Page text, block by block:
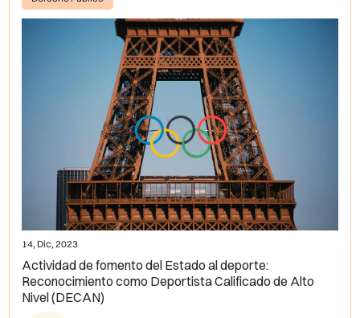
14, Dic, 2023
Actividad de fomento del Estado al deporte:
Reconocimiento como Deportista Calificado de Alto
Nivel (DECAN)